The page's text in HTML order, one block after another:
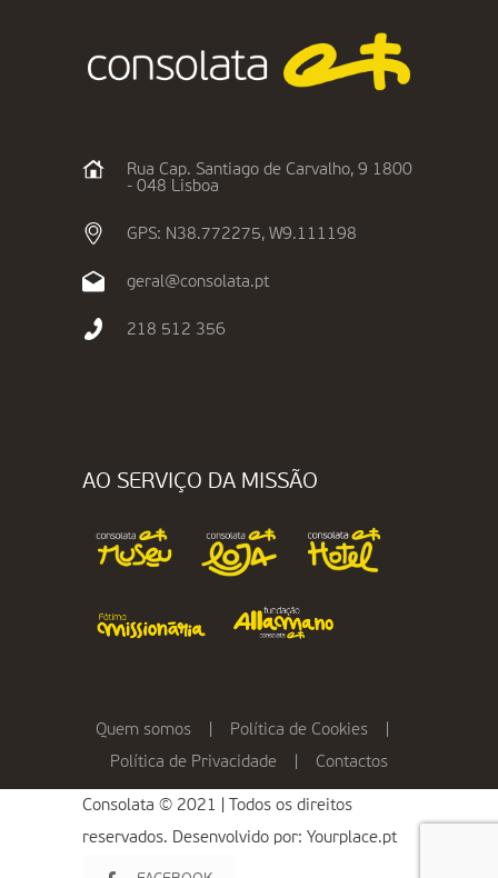
Rua Cap. Santiago de Carvalho, 9 1800
- 048 Lisboa
GPS: N38.772275, W9.111198
geral@consolata.pt
218 512 356
AO SERVIÇO DA MISSÃO
Quem somos Política de Cookies
Política de Privacidade
Contactos
Consolata © 2021 | Todos os direitos
reservados. Desenvolvido por: Yourplace.pt